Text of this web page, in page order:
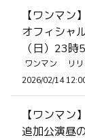
【ワンマン
オフィシャ
（日）23時
ワンマン リ
2026/02/14
【ワンマン
追加公演昼